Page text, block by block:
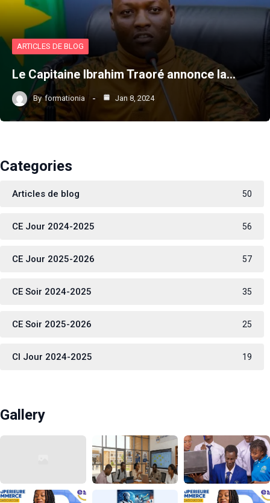
ARTICLES DE BLOG
Le Capitaine Ibrahim Traoré annonce la…
By formationia Jan 8, 2024
Categories
Articles de blog 50
CE Jour 2024-2025 56
CE Jour 2025-2026 57
CE Soir 2024-2025 35
CE Soir 2025-2026 25
CI Jour 2024-2025 19
Gallery